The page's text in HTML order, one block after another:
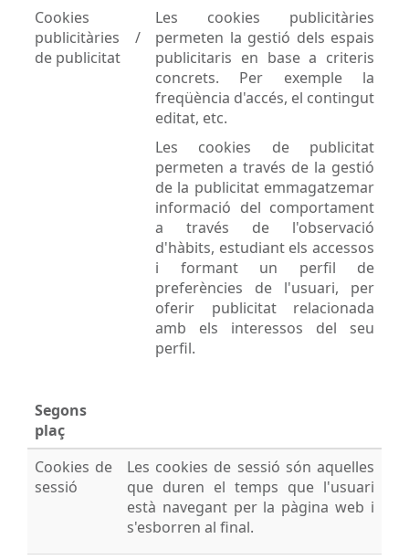
Cookies
publicitàries /
de publicitat
Les cookies publicitàries
permeten la gestió dels espais
publicitaris en base a criteris
concrets. Per exemple la
freqüència d'accés, el contingut
editat, etc.
Les cookies de publicitat
permeten a través de la gestió
de la publicitat emmagatzemar
informació del comportament
a través de l'observació
d'hàbits, estudiant els accessos
i formant un perfil de
preferències de l'usuari, per
oferir publicitat relacionada
amb els interessos del seu
perfil.
Segons
plaç
Cookies de
sessió
Les cookies de sessió són aquelles
que duren el temps que l'usuari
està navegant per la pàgina web i
s'esborren al final.